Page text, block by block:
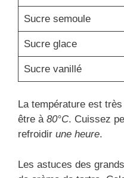
Sucre semoule
Sucre glace
Sucre vanillé
La température est
être à 80°C. Cuissez
refroidir une heure.
Les astuces des